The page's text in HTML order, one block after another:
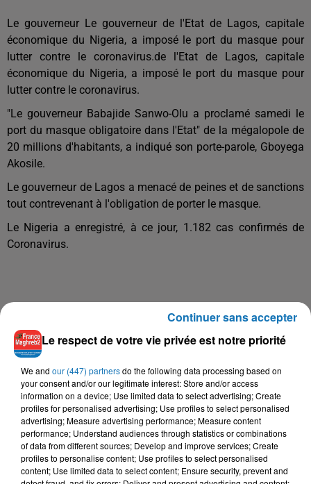
Le gouverneur Le gouverneur de l'Etat de Lagos, capitale
économique du Nigeria, a imposé le port du masque pour
lutter contre le coronavirus.de l'Etat de Lagos, capitale
économique du Nigeria, a imposé le port du masque pour
lutter contre le coronavirus.
"Le gouverneur Babajide Sanwo-Olu a proclamé samedi le
port du masque obligatoire dans l'Etat" de la mégalopole de
20 millions d'habitants, a indiqué son porte-parole, Gboyega
Akosile.
Le gouverneur de Lagos a menacé de peines et de sanctions
tout contrevenant à l'obligation de porter le masque.
Le Nigeria a enregistré, à ce jour, 1.182 cas confirmés de
Coronavirus.
Le respect de votre vie privée est notre priorité
We and our (447) partnersdo the following data processing based on
your consent and/or our legitimate interest: Store and/or access
information on a device; Use limited data to select advertising; Create
profiles for personalised advertising; Use profiles to select personalised
advertising; Measure advertising performance; Measure content
performance; Understand audiences through statistics or combinations
of data from different sources; Develop and improve services; Create
profiles to personalise content; Use profiles to select personalised
content; Use limited data to select content; Ensure security, prevent and
Continuer sans accepter